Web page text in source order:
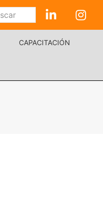
CAPACITACIÓN